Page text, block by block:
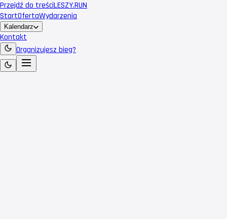
Przejdź do treściLESZY.RUN
StartOfertaWydarzenia
Kalendarz
Kontakt
Organizujesz bieg?